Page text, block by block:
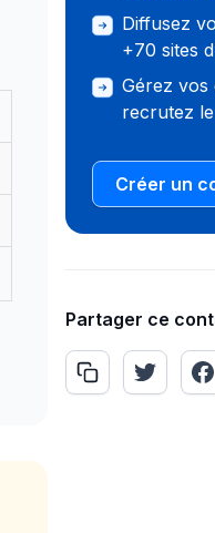
Diffusez
+70 sites
Gérez vos
recrutez
Créer un
Partager ce